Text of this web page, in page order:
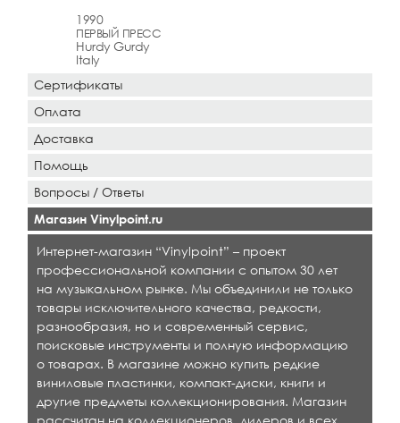
1990
ПЕРВЫЙ ПРЕСС
Hurdy Gurdy
Italy
Сертификаты
Оплата
Доставка
Помощь
Вопросы / Ответы
Магазин Vinylpoint.ru
Интернет-магазин “Vinylpoint” – проект
профессиональной компании с опытом 30 лет
на музыкальном рынке. Мы объединили не только
товары исключительного качества, редкости,
разнообразия, но и современный сервис,
поисковые инструменты и полную информацию
о товарах. В магазине можно купить редкие
виниловые пластинки, компакт-диски, книги и
другие предметы коллекционирования. Магазин
рассчитан на коллекционеров, дилеров и всех